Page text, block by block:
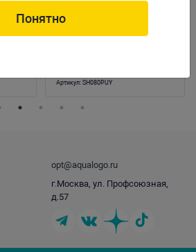
Артикул: SH080PUY
opt@aqualogo.ru
г.Москва, ул. Профсоюзная,
д.57
Понятно